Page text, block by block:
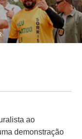
ao
demonstração